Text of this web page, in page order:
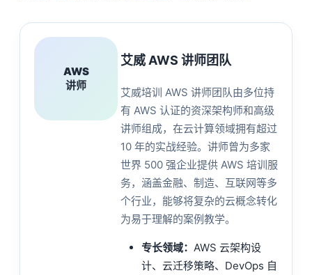
AWS
讲师
艾威 AWS 讲师团队
艾威培训 AWS 讲师团队由多位持
有 AWS 认证的资深架构师和高级
讲师组成，在云计算领域拥有超过
10 年的实战经验。讲师曾为多家
世界 500 强企业提供 AWS 培训服
务，涵盖金融、制造、互联网等多
个行业，能够将复杂的云概念转化
为易于理解的案例教学。
专长领域： AWS 云架构设
计、云迁移策略、DevOps 自